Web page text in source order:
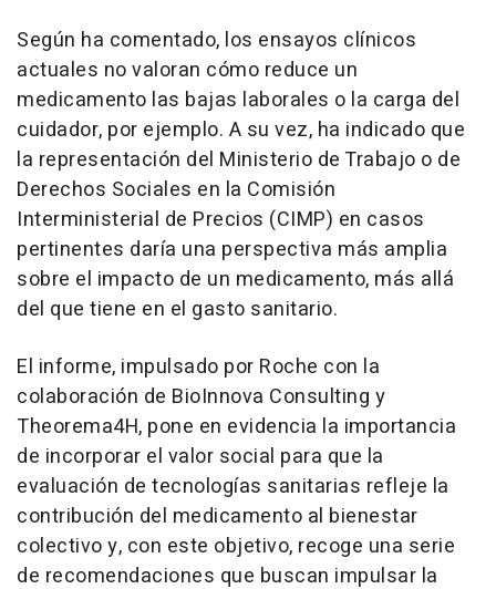
Según ha comentado, los ensayos clínicos
actuales no valoran cómo reduce un
medicamento las bajas laborales o la carga del
cuidador, por ejemplo. A su vez, ha indicado que
la representación del Ministerio de Trabajo o de
Derechos Sociales en la Comisión
Interministerial de Precios (CIMP) en casos
pertinentes daría una perspectiva más amplia
sobre el impacto de un medicamento, más allá
del que tiene en el gasto sanitario.
El informe, impulsado por Roche con la
colaboración de BioInnova Consulting y
Theorema4H, pone en evidencia la importancia
de incorporar el valor social para que la
evaluación de tecnologías sanitarias refleje la
contribución del medicamento al bienestar
colectivo y, con este objetivo, recoge una serie
de recomendaciones que buscan impulsar la